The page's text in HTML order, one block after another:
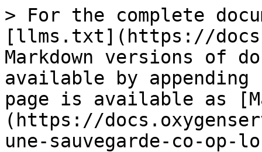
> For the complete
[llms.txt](https://
Markdown versions of
available by
page is available as
(https://
une-sauvegarde-co-op-